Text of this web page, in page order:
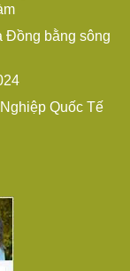
Đồng bằng sông
Quốc Tế